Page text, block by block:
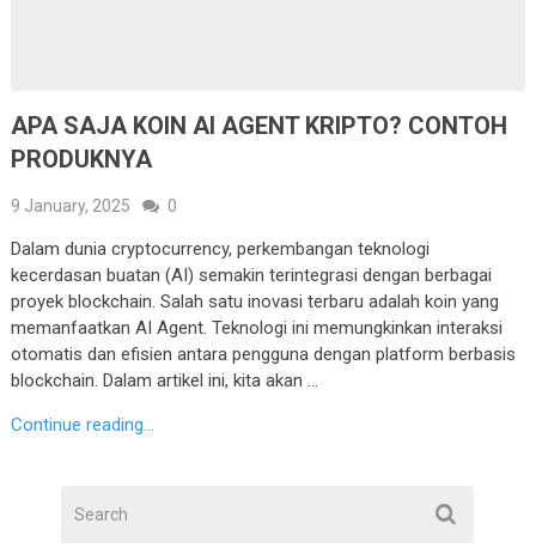
APA SAJA KOIN AI AGENT KRIPTO? CONTOH
PRODUKNYA
9 January, 2025 0
Dalam dunia cryptocurrency, perkembangan teknologi
kecerdasan buatan (AI) semakin terintegrasi dengan berbagai
proyek blockchain. Salah satu inovasi terbaru adalah koin yang
memanfaatkan AI Agent. Teknologi ini memungkinkan interaksi
otomatis dan efisien antara pengguna dengan platform berbasis
blockchain. Dalam artikel ini, kita akan …
Continue reading...